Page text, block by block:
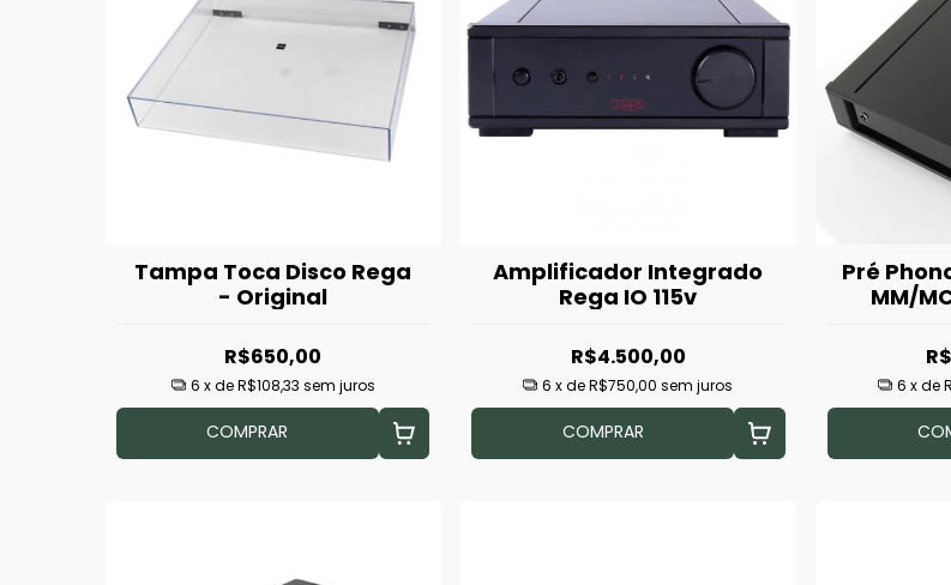
Tampa Toca Disco Rega
- Original
R$650,00
6 x deR$108,33 sem juros
COMPRAR
Amplificador Integrado
Rega IO 115v
R$4.500,00
6 x deR$750,00 sem juros
COMPRAR
Pré
MM/
6 x de